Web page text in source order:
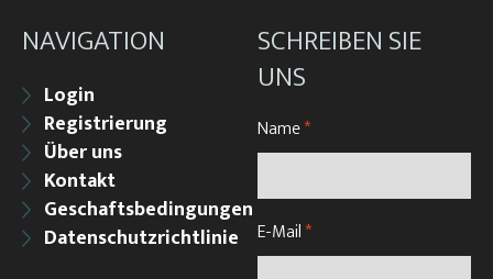
NAVIGATION
Login
Registrierung
Über uns
Kontakt
Geschaftsbedingungen
Datenschutzrichtlinie
SCHREIBEN SIE
UNS
Name*
E-Mail*